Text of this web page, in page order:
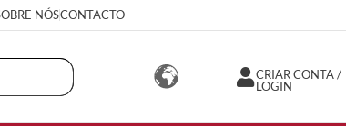
NÓSCONTACTO
CRIAR CONTA /
LOGIN